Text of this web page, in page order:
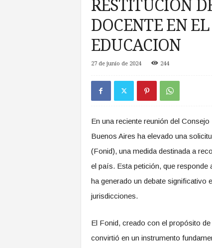
RESTITUCION
DOCENTE EN
EDUCACION
27 de junio de 2024 244
En una reciente reunión del
Buenos Aires ha elevado una
(Fonid), una medida destinada a
el país. Esta petición, que responde
ha generado un debate significativo
jurisdicciones.
El Fonid, creado con el propósito
convirtió en un instrumento